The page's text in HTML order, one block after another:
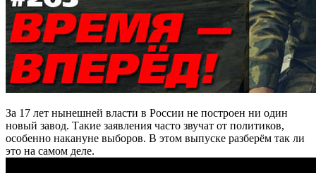
За 17 лет нынешней власти в России не построен ни один
новый завод. Такие заявления часто звучат от политиков,
особенно накануне выборов. В этом выпуске разберём так ли
это на самом деле.